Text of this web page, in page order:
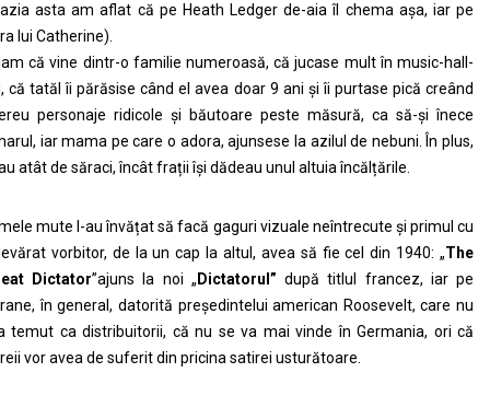
asta am aflat că pe Heath Ledger de-aia îl chema așa, iar pe
lui Catherine).
că vine dintr-o familie numeroasă, că jucase mult în music-hall-
că tatăl îi părăsise când el avea doar 9 ani și îi purtase pică creând
personaje ridicole și băutoare peste măsură, ca să-și înece
iar mama pe care o adora, ajunsese la azilul de nebuni. În plus,
atât de săraci, încât frații își dădeau unul altuia încălțările.
mute l-au învățat să facă gaguri vizuale neîntrecute și primul cu
vorbitor, de la un cap la altul, avea să fie cel din 1940: „The
Dictator”ajuns la noi „ Dictatorul” după titlul francez, iar pe
în general, datorită președintelui american Roosevelt, care nu
temut ca distribuitorii, că nu se va mai vinde în Germania, ori că
vor avea de suferit din pricina satirei usturătoare.